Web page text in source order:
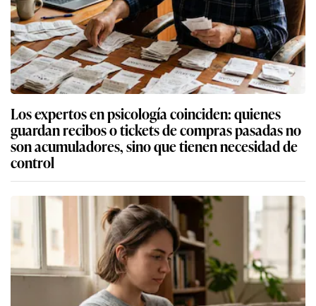
Los expertos en psicología coinciden: quienes
guardan recibos o tickets de compras pasadas no
son acumuladores, sino que tienen necesidad de
control